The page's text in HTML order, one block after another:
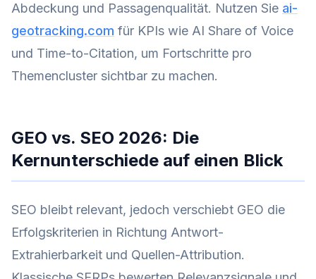
Abdeckung und Passagenqualität. Nutzen Sie ai-
geotracking.com für KPIs wie AI Share of Voice
und Time-to-Citation, um Fortschritte pro
Themencluster sichtbar zu machen.
GEO vs. SEO 2026: Die
Kernunterschiede auf einen Blick
SEO bleibt relevant, jedoch verschiebt GEO die
Erfolgskriterien in Richtung Antwort-
Extrahierbarkeit und Quellen-Attribution.